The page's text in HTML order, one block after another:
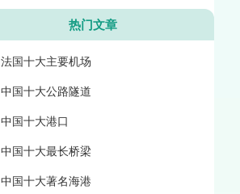
热门文章
法国十大主要机场
中国十大公路隧道
中国十大港口
中国十大最长桥梁
中国十大著名海港